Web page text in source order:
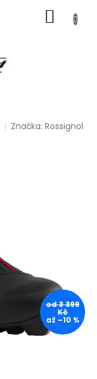
KOŠÍK
Značka:Rossignol
od 3 399
Kč
až –10 %